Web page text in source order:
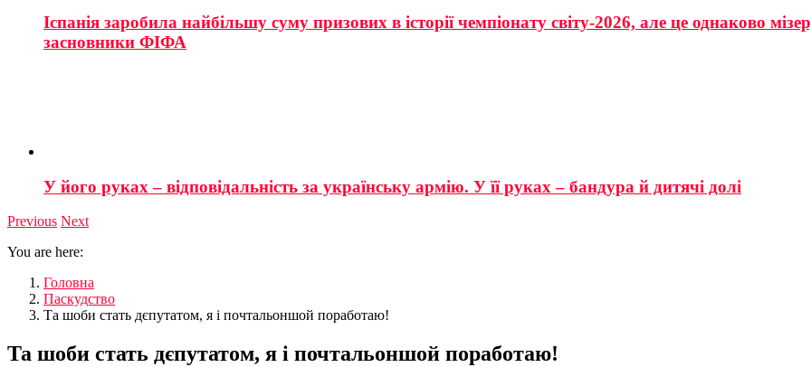
Іспанія заробила найбільшу суму призових в історії чемпіонату світу-2026, але це однаково
засновники ФІФА
У його руках – відповідальність за українську армію. У її руках – бандура й дитячі долі
Previous Next
You are here:
Головна
Паскудство
Та шоби стать дєпутатом, я і почтальоншой поработаю!
Та шоби стать дєпутатом, я і почтальоншой поработаю!